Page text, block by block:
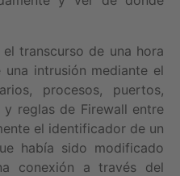
transcurso de una hora
intrusión mediante el
procesos, puertos,
reglas de Firewall entre
el identificador de un
había sido modificado
conexión a través del